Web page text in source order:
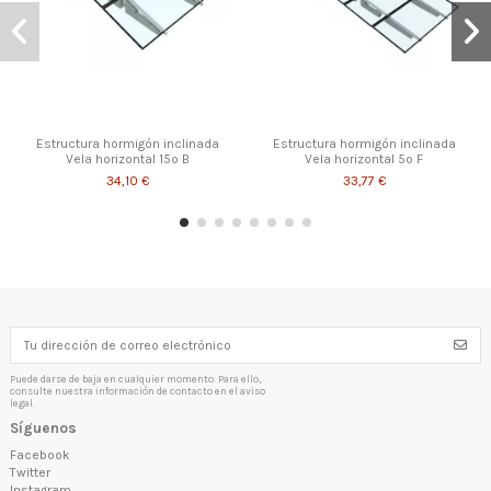
Estructura hormigón inclinada
Vela horizontal 15º B
34,10 €
Estructura hormigón inclinada
Vela horizontal 5º F
33,77 €
Puede darse de baja en cualquier momento. Para ello,
consulte nuestra información de contacto en el aviso
legal.
Síguenos
Facebook
Twitter